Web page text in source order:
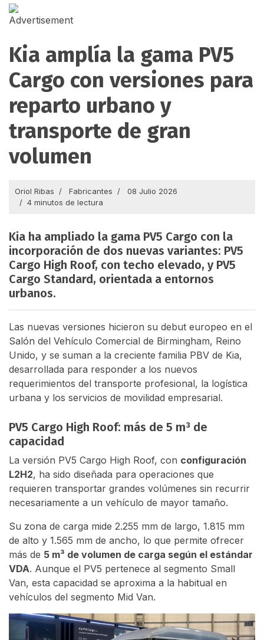
Kia amplía la gama PV5
Cargo con versiones para
reparto urbano y
transporte de gran
volumen
Oriol Ribas Fabricantes
08 Julio 2026
4 minutos de lectura
Kia ha ampliado la gama PV5 Cargo con la
incorporación de dos nuevas variantes: PV5
Cargo High Roof, con techo elevado, y PV5
Cargo Standard, orientada a entornos
urbanos.
Las nuevas versiones hicieron su debut europeo en el
Salón del Vehículo Comercial de Birmingham, Reino
Unido, y se suman a la creciente familia PBV de Kia,
desarrollada para responder a los nuevos
requerimientos del transporte profesional, la logística
urbana y los servicios de movilidad empresarial.
PV5 Cargo High Roof: más de 5 m³ de
capacidad
La versión PV5 Cargo High Roof, con configuración
L2H2, ha sido diseñada para operaciones que
requieren transportar grandes volúmenes sin recurrir
necesariamente a un vehículo de mayor tamaño.
Su zona de carga mide 2.255 mm de largo, 1.815 mm
de alto y 1.565 mm de ancho, lo que permite ofrecer
más de 5 m³ de volumen de carga según el estándar
VDA. Aunque el PV5 pertenece al segmento Small
Van, esta capacidad se aproxima a la habitual en
vehículos del segmento Mid Van.